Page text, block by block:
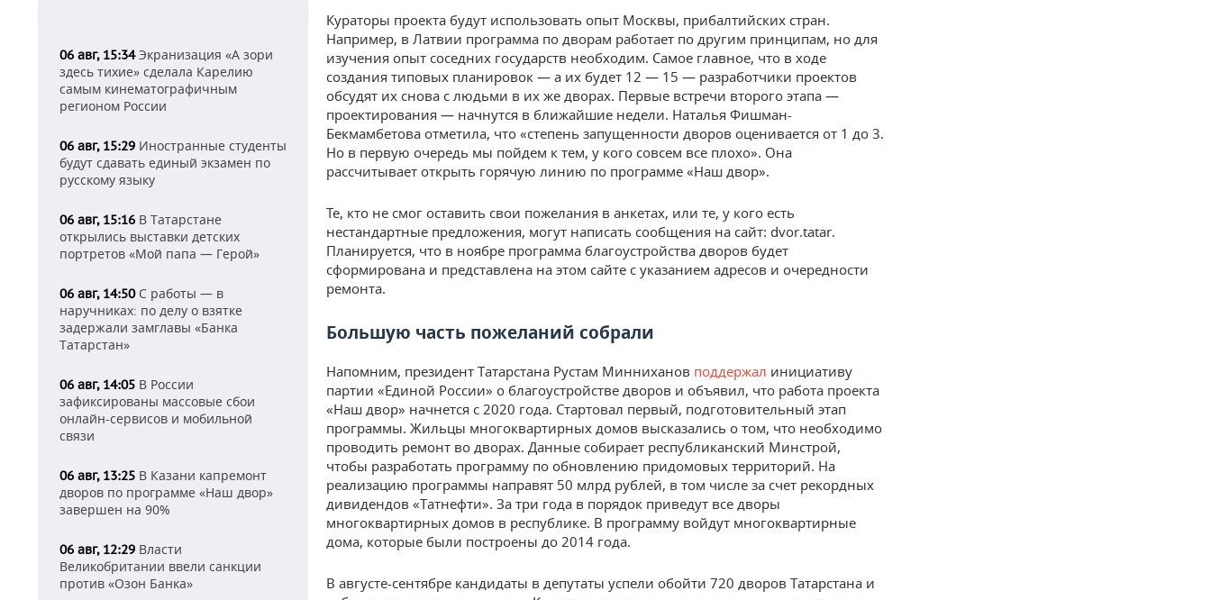
06 авг, 15:34Экранизация «А зори
здесь тихие» сделала Карелию
самым кинематографичным
регионом России
06 авг, 15:29 Иностранные студенты
будут сдавать единый экзамен по
русскому языку
06 авг, 15:16 В Татарстане
открылись выставки детских
портретов «Мой папа — Герой»
06 авг, 14:50С работы — в
наручниках: по делу о взятке
задержали замглавы «Банка
Татарстан»
06 авг, 14:05 В России
зафиксированы массовые сбои
онлайн-сервисов и мобильной
связи
06 авг, 13:25 В Казани капремонт
дворов по программе «Наш двор»
завершен на 90%
06 авг, 12:29 Власти
Великобритании ввели санкции
против «Озон Банка»
Кураторы проекта будут использовать опыт Москвы, прибалтийских стран.
Например, в Латвии программа по дворам работает по другим принципам, но для
изучения опыт соседних государств необходим. Самое главное, что в ходе
создания типовых планировок — а их будет 12 — 15 — разработчики проектов
обсудят их снова с людьми в их же дворах. Первые встречи второго этапа —
проектирования — начнутся в ближайшие недели. Наталья Фишман-
Бекмамбетова отметила, что «степень запущенности дворов оценивается от 1 до 3.
Но в первую очередь мы пойдем к тем, у кого совсем все плохо». Она
рассчитывает открыть горячую линию по программе «Наш двор».
Те, кто не смог оставить свои пожелания в анкетах, или те, у кого есть
нестандартные предложения, могут написать сообщения на сайт: dvor.tatar.
Планируется, что в ноябре программа благоустройства дворов будет
сформирована и представлена на этом сайте с указанием адресов и очередности
ремонта.
Большую часть пожеланий собрали
Напомним, президент Татарстана Рустам Минниханов поддержал инициативу
партии «Единой России» о благоустройстве дворов и объявил, что работа проекта
«Наш двор» начнется с 2020 года. Стартовал первый, подготовительный этап
программы. Жильцы многоквартирных домов высказались о том, что необходимо
проводить ремонт во дворах. Данные собирает республиканский Минстрой,
чтобы разработать программу по обновлению придомовых территорий. На
реализацию программы направят 50 млрд рублей, в том числе за счет рекордных
дивидендов «Татнефти». За три года в порядок приведут все дворы
многоквартирных домов в республике. В программу войдут многоквартирные
дома, которые были построены до 2014 года.
В августе-сентябре кандидаты в депутаты успели обойти 720 дворов Татарстана и